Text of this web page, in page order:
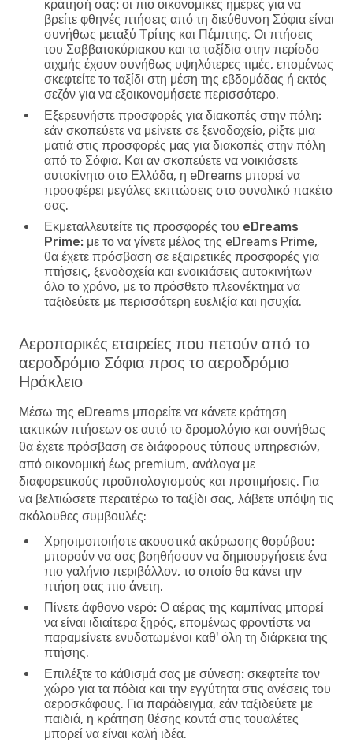
κράτησή σας: οι πιο οικονομικές ημέρες για να
βρείτε φθηνές πτήσεις από τη διεύθυνση Σόφια είναι
συνήθως μεταξύ Τρίτης και Πέμπτης. Οι πτήσεις
του Σαββατοκύριακου και τα ταξίδια στην περίοδο
αιχμής έχουν συνήθως υψηλότερες τιμές, επομένως
σκεφτείτε το ταξίδι στη μέση της εβδομάδας ή εκτός
σεζόν για να εξοικονομήσετε περισσότερο.
Εξερευνήστε προσφορές για διακοπές στην πόλη:
εάν σκοπεύετε να μείνετε σε ξενοδοχείο, ρίξτε μια
ματιά στις προσφορές μας για διακοπές στην πόλη
από το Σόφια. Και αν σκοπεύετε να νοικιάσετε
αυτοκίνητο στο Ελλάδα, η eDreams μπορεί να
προσφέρει μεγάλες εκπτώσεις στο συνολικό πακέτο
σας.
Εκμεταλλευτείτε τις προσφορές του eDreams
Prime: με το να γίνετε μέλος της eDreams Prime,
θα έχετε πρόσβαση σε εξαιρετικές προσφορές για
πτήσεις, ξενοδοχεία και ενοικιάσεις αυτοκινήτων
όλο το χρόνο, με το πρόσθετο πλεονέκτημα να
ταξιδεύετε με περισσότερη ευελιξία και ησυχία.
Αεροπορικές εταιρείες που πετούν από το
αεροδρόμιο Σόφια προς το αεροδρόμιο
Ηράκλειο
Μέσω της eDreams μπορείτε να κάνετε κράτηση
τακτικών πτήσεων σε αυτό το δρομολόγιο και συνήθως
θα έχετε πρόσβαση σε διάφορους τύπους υπηρεσιών,
από οικονομική έως premium, ανάλογα με
διαφορετικούς προϋπολογισμούς και προτιμήσεις. Για
να βελτιώσετε περαιτέρω το ταξίδι σας, λάβετε υπόψη τις
ακόλουθες συμβουλές:
Χρησιμοποιήστε ακουστικά ακύρωσης θορύβου:
μπορούν να σας βοηθήσουν να δημιουργήσετε ένα
πιο γαλήνιο περιβάλλον, το οποίο θα κάνει την
πτήση σας πιο άνετη.
Πίνετε άφθονο νερό: Ο αέρας της καμπίνας μπορεί
να είναι ιδιαίτερα ξηρός, επομένως φροντίστε να
παραμείνετε ενυδατωμένοι καθ' όλη τη διάρκεια της
πτήσης.
Επιλέξτε το κάθισμά σας με σύνεση: σκεφτείτε τον
χώρο για τα πόδια και την εγγύτητα στις ανέσεις του
αεροσκάφους. Για παράδειγμα, εάν ταξιδεύετε με
παιδιά, η κράτηση θέσης κοντά στις τουαλέτες
μπορεί να είναι καλή ιδέα.